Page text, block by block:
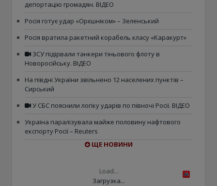
депортацію громадян. ВІДЕО
Росія готує удар «Орєшніком» – Зеленський
Росія вратила ракетний корабель класу «Каракурт»
ЗСУ підірвали танкери тіньового флоту в
Новоросійську. ВІДЕО
На півдні України звільнено 12 населених пунктів –
Сирський
У СБС пояснили логіку ударів по півночі Росії. ВІДЕО
Україна паралізувала майже половину нафтового
експорту Росії – Reuters
ЩЕ НОВИНИ
Load...
Загрузка...